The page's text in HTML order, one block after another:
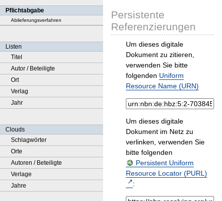
Pflichtabgabe
Ablieferungsverfahren
Listen
Titel
Autor / Beteiligte
Ort
Verlag
Jahr
Clouds
Schlagwörter
Orte
Autoren / Beteiligte
Verlage
Jahre
Persistente
Referenzierungen
Um dieses digitale
Dokument zu zitieren,
verwenden Sie bitte
folgenden Uniform
Resource Name (URN)
Um dieses digitale
Dokument im Netz zu
verlinken, verwenden Sie
bitte folgenden
Persistent Uniform
Resource Locator (PURL)
: